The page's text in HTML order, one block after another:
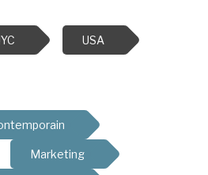
USA
Marketing